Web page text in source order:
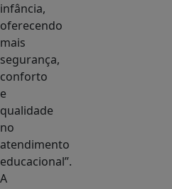
infância,
oferecendo
mais
segurança,
conforto
e
qualidade
no
atendimento
educacional”.
A